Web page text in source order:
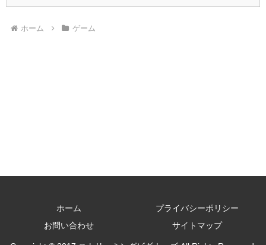
ホーム ゲーム
ホーム
プライバシーポリシー
お問い合わせ
サイトマップ